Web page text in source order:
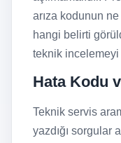
arıza kodunun ne
hangi belirti
teknik incelemeyi
Hata Kodu
Teknik servis
yazdığı sorgular